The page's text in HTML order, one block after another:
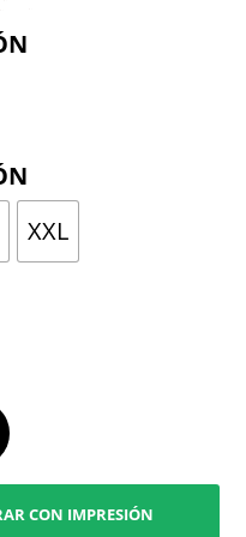
XXL
CON IMPRESIÓN